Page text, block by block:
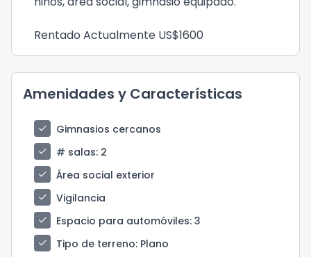
Rentado Actualmente US$1600
Amenidades y Características
check
Gimnasios cercanos
check
# salas: 2
check
Área social exterior
check
Vigilancia
check
Espacio para automóviles: 3
check
Tipo de terreno: Plano